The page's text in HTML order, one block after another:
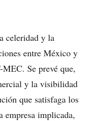
celeridad y la
entre México y
Se prevé que,
y la visibilidad
que satisfaga los
empresa implicada,